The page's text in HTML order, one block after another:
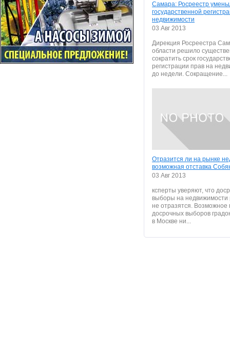
Самара: Росреестр
государственной
недвижимости
03 Авг 2013
Дирекция Росреестра
области решило
сократить срок
регистрации прав на
до недели. Сокращение...
Отразится ли на рынке
возможная отставка
03 Авг 2013
ксперты уверяют, что
выборы на недвижимости
не отразятся. Возможное
досрочных выборов
в Москве ни...